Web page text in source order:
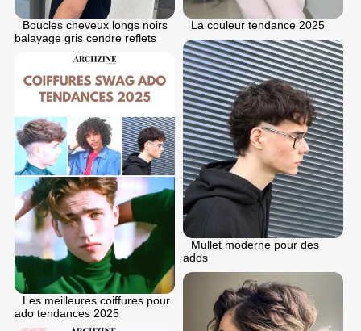
Boucles cheveux longs noirs
balayage gris cendre reflets
La couleur tendance 2025
Mullet moderne pour des
ados
Les meilleures coiffures pour
ado tendances 2025